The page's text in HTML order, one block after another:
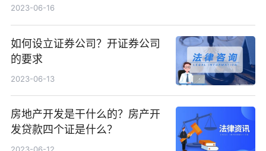
2023-06-16
如何设立证券公司？开证券公司
的要求
2023-06-13
房地产开发是干什么的？房产开
发贷款四个证是什么？